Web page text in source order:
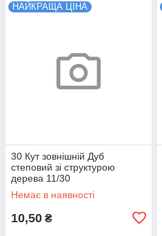
НАЙКРАЩА ЦІНА
30 Кут зовнішній Дуб
степовий зі структурою
дерева 11/30
Немає в наявності
10,50 ₴